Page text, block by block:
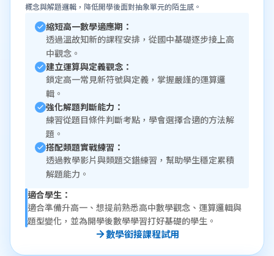
概念與解題邏輯，降低開學後面對抽象單元的陌生感。
縮短高一數學適應期：
透過溫故知新的課程安排，從國中基礎逐步接上高
中觀念。
建立運算與定義觀念：
鎖定高一常見新符號與定義，掌握嚴謹的運算邏
輯。
強化解題判斷能力：
練習從題目條件判斷考點，學會選擇合適的方法解
題。
搭配類題實戰練習：
透過教學影片與類題交錯練習，幫助學生穩定累積
解題能力。
適合學生：
適合準備升高一、想提前熟悉高中數學觀念、運算邏輯與
題型變化，並為開學後數學學習打好基礎的學生。
數學銜接課程試用